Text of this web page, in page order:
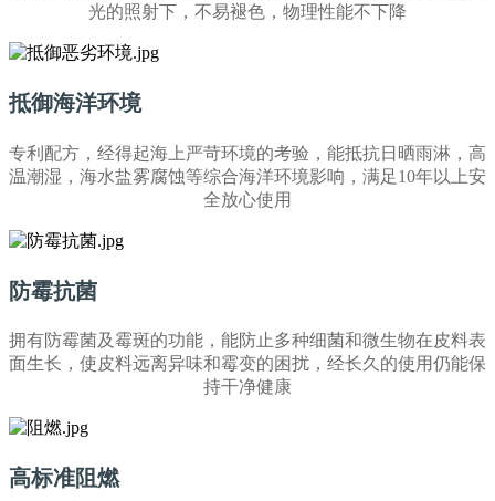
光的照射下，不易褪色，物理性能不下降
抵御海洋环境
专利配方，经得起海上严苛环境的考验，能抵抗日晒雨淋，高
温潮湿，海水盐雾腐蚀等综合海洋环境影响，满足10年以上安
全放心使用
防霉抗菌
拥有防霉菌及霉斑的功能，能防止多种细菌和微生物在皮料表
面生长，使皮料远离异味和霉变的困扰，经长久的使用仍能保
持干净健康
高标准阻燃